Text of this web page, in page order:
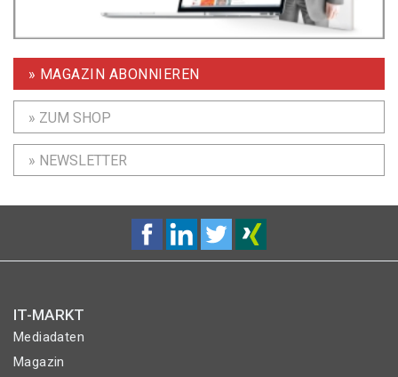
» MAGAZIN ABONNIEREN
» ZUM SHOP
» NEWSLETTER
IT-MARKT
Mediadaten
Magazin